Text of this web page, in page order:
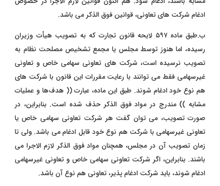
ادغام شرکت ‌های تعاونی، قوانین فوق ‌الذکر می ‌باشد.
ب.طبق ماده ۵۹۷ لایحه قانون تجارت که به تصویب هیأت وزیران
رسیده، اما هنوز توسط مجلس یا مجمع تشخیص مصلحت نظام به
تصویب نرسیده است، شرکت ‌های تعاونی سهامی خاص و تعاونی
غیرسهامی فقط می ‌توانند با رعایت مقررات این قانون با شرکت ‌های
هم‌ نوع خود ادغام شوند. طبق این ماده، عبارت (( هدف‌ها و عملیات
مشابه )) مندرج در مواد فوق ‌الذکر حذف شده است. بنابراین، در
صورت تصویب، می ‌توان گفت هر شرکت تعاونی سهامی خاص یا
تعاونی غیرسهامی با شرکت هم ‌نوع خود قابل ادغام می ‌باشد. ولی تا
زمان تصویب آن در مجلس، همچنان مواد فوق ‌الذکر لازم ‌الاجرا می
‌باشند. بنابراین، اگر شرکت تعاونی سهامی خاص و تعاونی غیرسهامی
ادغام شوند، باید شرکت ادغام ‌پذیر، تعاونی هم ‌نوع آن باشد.